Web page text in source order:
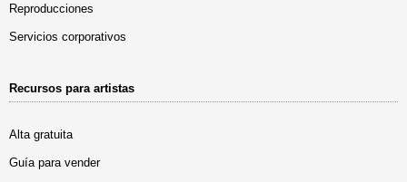
Reproducciones
Servicios corporativos
Recursos para artistas
Alta gratuita
Guía para vender